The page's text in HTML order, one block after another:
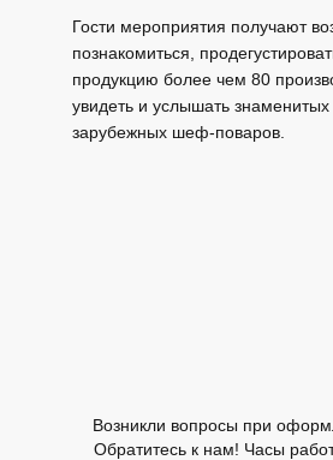
Гости мероприятия получают
познакомиться,
продукцию более чем 80
увидеть и услышать знаменитых
зарубежных шеф-поваров.
Возникли вопросы при
Обратитесь к нам! Часы